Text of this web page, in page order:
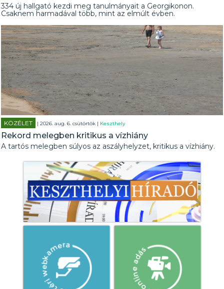
334 új hallgató kezdi meg tanulmányait a Georgikonon.
Csaknem harmadával több, mint az elmúlt évben.
KÖZÉLET | 2026. aug. 6. csütörtök | Keszthely
Rekord melegben kritikus a vízhiány
A tartós melegben súlyos az aszályhelyzet, kritikus a vízhiány.